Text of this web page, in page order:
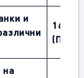
и
1
на